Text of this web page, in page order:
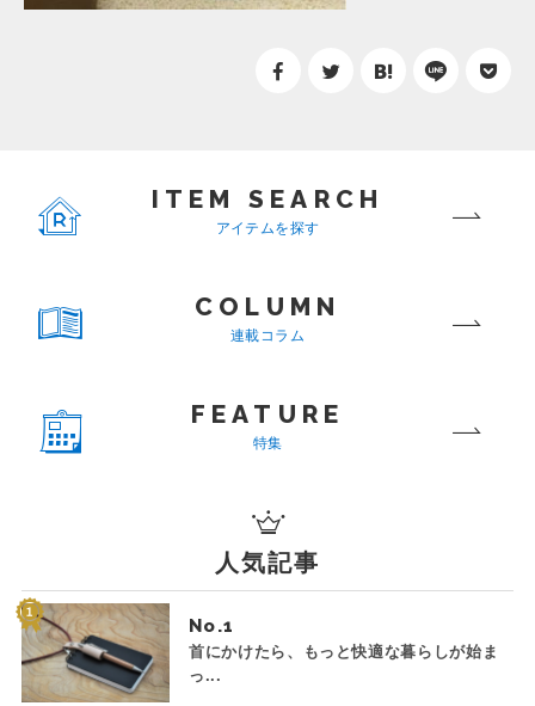
ITEM SEARCH
アイテムを探す
COLUMN
連載コラム
FEATURE
特集
人気記事
No.
首にかけたら、もっと快適な暮らしが始ま
っ...